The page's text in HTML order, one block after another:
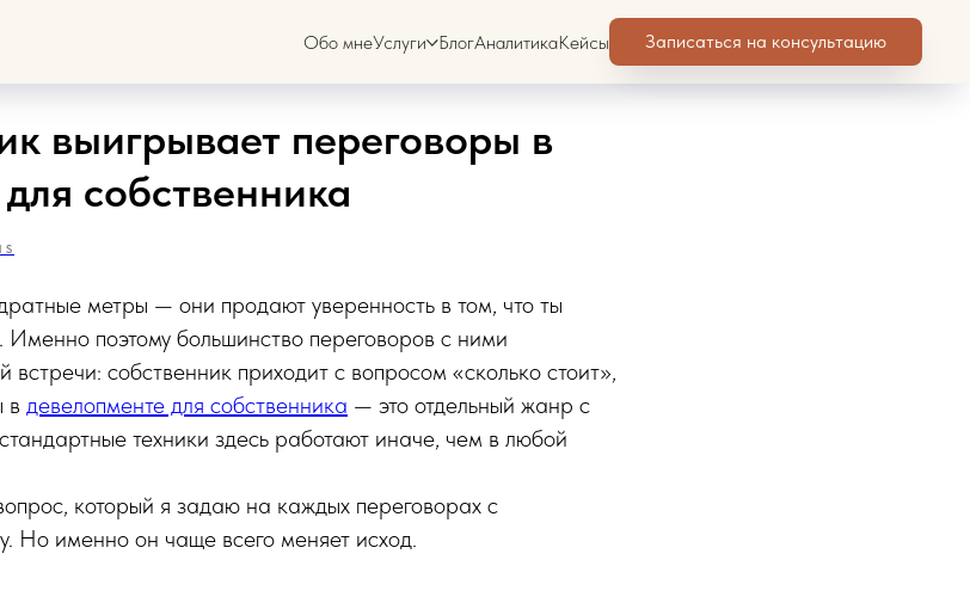
Обо мнеУслуги БлогАналитикаКейсы Записаться на консультацию
выигрывает переговоры в
собственника
метры — они продают уверенность в том, что ты
поэтому большинство переговоров с ними
собственник приходит с вопросом «сколько стоит»,
в девелопменте для собственника — это отдельный жанр с
техники здесь работают иначе, чем в любой
который я задаю на каждых переговорах с
Но именно он чаще всего меняет исход.